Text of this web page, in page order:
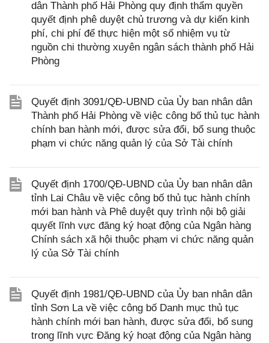
dân Thành phố Hải Phòng quy định thẩm quyền
quyết định phê duyệt chủ trương và dự kiến kinh
phí, chi phí để thực hiện một số nhiệm vụ từ
nguồn chi thường xuyên ngân sách thành phố Hải
Phòng
Quyết định 3091/QĐ-UBND của Ủy ban nhân dân
Thành phố Hải Phòng về việc công bố thủ tục hành
chính ban hành mới, được sửa đổi, bổ sung thuộc
phạm vi chức năng quản lý của Sở Tài chính
Quyết định 1700/QĐ-UBND của Ủy ban nhân dân
tỉnh Lai Châu về việc công bố thủ tục hành chính
mới ban hành và Phê duyệt quy trình nội bộ giải
quyết lĩnh vực đăng ký hoạt động của Ngân hàng
Chính sách xã hội thuộc phạm vi chức năng quản
lý của Sở Tài chính
Quyết định 1981/QĐ-UBND của Ủy ban nhân dân
tỉnh Sơn La về việc công bố Danh mục thủ tục
hành chính mới ban hành, được sửa đổi, bổ sung
trong lĩnh vực Đăng ký hoạt động của Ngân hàng